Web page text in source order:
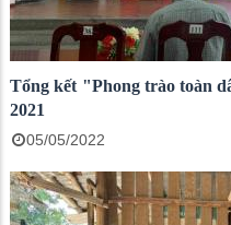
Tổng kết "Phong trào toàn
2021
05/05/2022